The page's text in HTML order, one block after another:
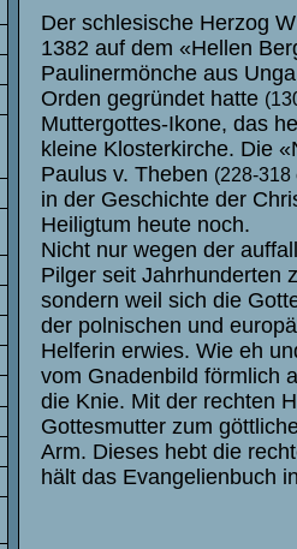
Der schlesische Herzog
1382 auf dem «Hellen
Paulinermönche aus
Orden gegründet hatte
Muttergottes-Ikone, das
kleine Klosterkirche. Die
Paulus v. Theben (228-318
in der Geschichte der
Heiligtum heute noch.
Nicht nur wegen der
Pilger seit Jahrhunderten
sondern weil sich die
der polnischen und
Helferin erwies. Wie eh
vom Gnadenbild förmlich
die Knie. Mit der rechten
Gottesmutter zum
Arm. Dieses hebt die
hält das Evangelienbuch